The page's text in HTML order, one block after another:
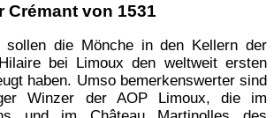
Crémant von 1531
sollen die Mönche in den Kellern der
bei Limoux den weltweit ersten
haben. Umso bemerkenswerter sind
Winzer der AOP Limoux, die im